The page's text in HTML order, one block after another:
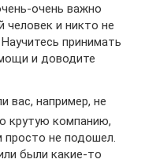
очень важно
человек и никто не
принимать
и доводите
вас, например, не
крутую компанию,
не подошел.
были какие-то